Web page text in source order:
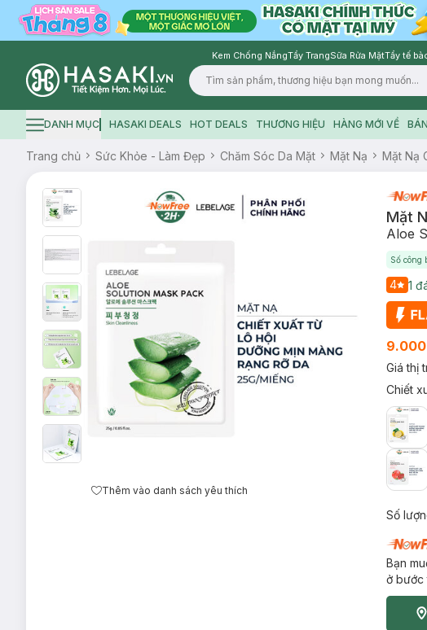
Kem Chống NắngTẩy TrangSữa Rửa MặtTẩy tế
Logo
Hamburger icon
DANH MỤC HASAKI DEALS HOT DEALS THƯƠNG HIỆU HÀNG MỚI VỀ
Trang chủ Sức Khỏe - Làm Đẹp Chăm Sóc Da Mặt Mặt Nạ Mặt Nạ
Thêm vào danh sách yêu thích
Mặt
Aloe
Số công
4 1
Giá thị
Chiết
Số
Bạn
ở bước